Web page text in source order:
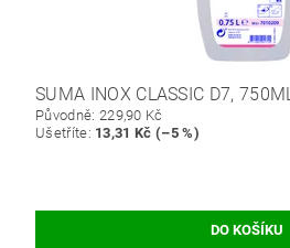
SUMA INOX CLASSIC D7, 750ML
Původně: 229,90 Kč
Ušetříte: 13,31 Kč (–5 %)